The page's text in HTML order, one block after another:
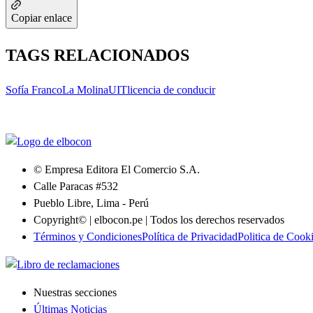
Copiar enlace
TAGS RELACIONADOS
Sofía FrancoLa MolinaUITlicencia de conducir
© Empresa Editora El Comercio S.A.
Calle Paracas #532
Pueblo Libre, Lima - Perú
Copyright© | elbocon.pe | Todos los derechos reservados
Términos y CondicionesPolítica de PrivacidadPolitica de
Nuestras secciones
Últimas Noticias